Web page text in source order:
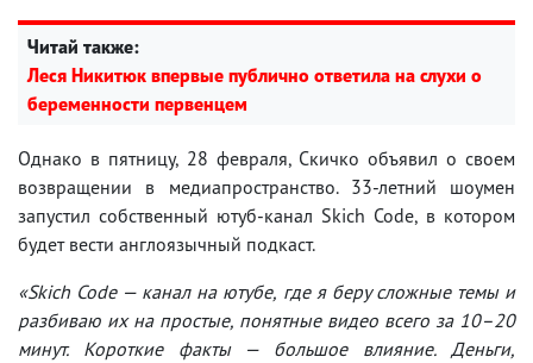
Читай также:
Леся Никитюк впервые публично ответила на слухи о
беременности первенцем
Однако в пятницу, 28 февраля, Скичко объявил о своем
возвращении в медиапространство. 33-летний шоумен
запустил собственный ютуб-канал Skich Code, в котором
будет вести англоязычный подкаст.
«Skich Code — канал на ютубе, где я беру сложные темы и
разбиваю их на простые, понятные видео всего за 10–20
минут. Короткие факты — большое влияние. Деньги,